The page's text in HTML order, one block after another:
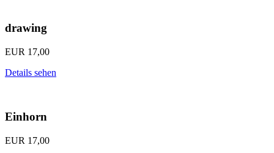
drawing
EUR 17,00
Details sehen
Einhorn
EUR 17,00